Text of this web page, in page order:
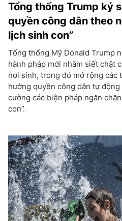
Tổng thống Trump ký
quyền công dân theo
lịch sinh con”
Tổng thống Mỹ Donald Trump
hành pháp mới nhằm siết chặt
nơi sinh, trong đó mở rộng các
hưởng quyền công dân tự
cường các biện pháp ngăn
con”.